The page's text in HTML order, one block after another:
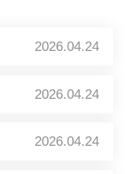
2026.04.24
2026.04.24
2026.04.24